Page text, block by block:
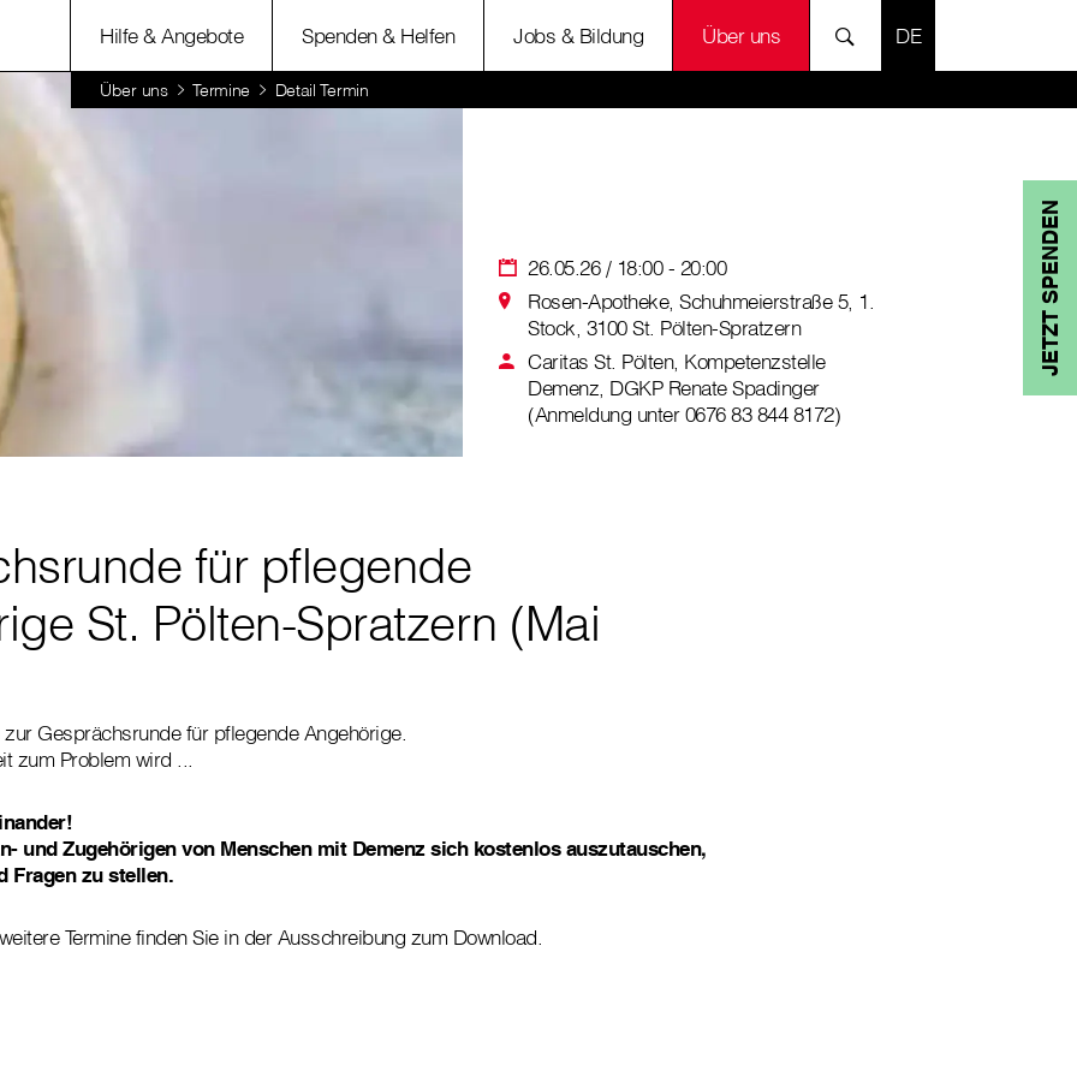
Hilfe & Angebote Spenden & Helfen Jobs & Bildung Über uns SPRACHE
Über uns Termine Detail Termin
JETZT SPENDEN
26.05.26 / 18:00 - 20:00
Rosen-Apotheke, Schuhmeierstraße 5, 1.
Stock, 3100 St. Pölten-Spratzern
Caritas St. Pölten, Kompetenzstelle
Demenz, DGKP Renate Spadinger
(Anmeldung unter 0676 83 844 8172)
für pflegende
St. Pölten-Spratzern (Mai
Gesprächsrunde für pflegende Angehörige.
zum Problem wird ...
und Zugehörigen von Menschen mit Demenz sich kostenlos auszutauschen,
Fragen zu stellen.
Termine finden Sie in der Ausschreibung zum Download.